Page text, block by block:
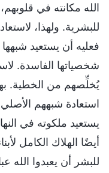
الله مكانته في
للبشرية. ولهذا،
فعليه أن يستعيد
شخصياتها الفاسدة.
يُخلِّصهم من الخطية.
استعادة شبههم الأصلي
يستعيد ملكوته في
أيضًا الهلاك الكامل
للبشر أن يعبدوا